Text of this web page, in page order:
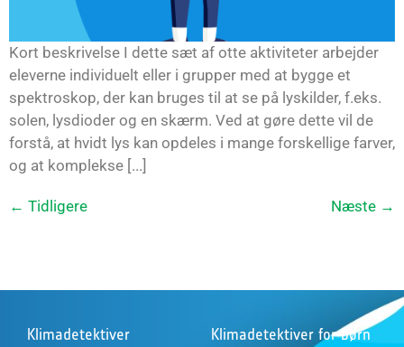
Kort beskrivelse I dette sæt af otte aktiviteter arbejder
eleverne individuelt eller i grupper med at bygge et
spektroskop, der kan bruges til at se på lyskilder, f.eks.
solen, lysdioder og en skærm. Ved at gøre dette vil de
forstå, at hvidt lys kan opdeles i mange forskellige farver,
og at komplekse [...]
← Tidligere Næste →
Klimadetektiver Klimadetektiver for børn